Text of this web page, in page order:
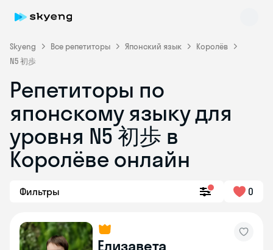
Skyeng Все репетиторы Японский язык
Королёв
N5 初歩
Репетиторы по
японскому языку для
уровня N5 初歩 в
Королёве онлайн
Фильтры 0
Елизавета
Skyeng Chat